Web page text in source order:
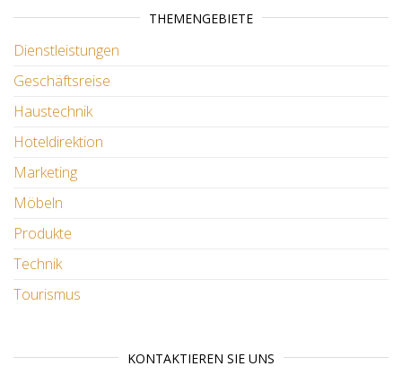
THEMENGEBIETE
Dienstleistungen
Geschäftsreise
Haustechnik
Hoteldirektion
Marketing
Möbeln
Produkte
Technik
Tourismus
KONTAKTIEREN SIE UNS